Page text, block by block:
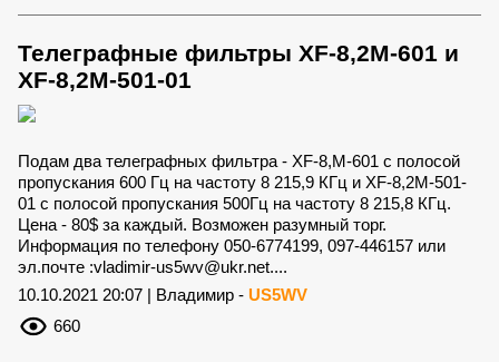
Телеграфные фильтры XF-8,2M-601 и
XF-8,2M-501-01
Подам два телеграфных фильтра - XF-8,M-601 с полосой
пропускания 600 Гц на частоту 8 215,9 КГц и XF-8,2M-501-
01 с полосой пропускания 500Гц на частоту 8 215,8 КГц.
Цена - 80$ за каждый. Возможен разумный торг.
Информация по телефону 050-6774199, 097-446157 или
эл.почте :vladimir-us5wv@ukr.net....
10.10.2021 20:07 | Владимир - US5WV
660